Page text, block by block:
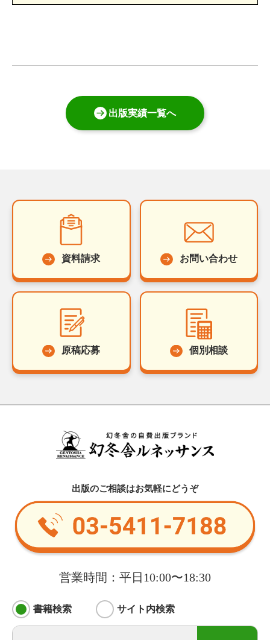
出版実績一覧へ
資料請求 お問い合わせ
原稿応募 個別相談
出版のご相談はお気軽にどうぞ
営業時間：平日10:00〜18:30
書籍検索 サイト内検索